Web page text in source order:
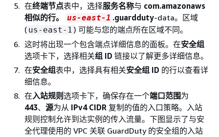
在终端节点表中，选择服务名称与 com.amazonaws
相似的行。
us-east-1 .guardduty-data。区域
( us-east-1 ) 可能与您的端点所在区域不同。
这时将出现一个包含端点详细信息的面板。在安全组
选项卡下，选择相关组 ID 链接以了解更多详细信息。
在安全组表中，选择具有相关安全组 ID 的行以查看详
细信息。
在入站规则选项卡下，确保存在一个端口范围为
443、 源为从 IPv4 CIDR 复制的值的入口策略。入站
规则控制允许到达实例的传入流量。下图显示了与安
全代理使用的 VPC 关联 GuardDuty 的安全组的入站